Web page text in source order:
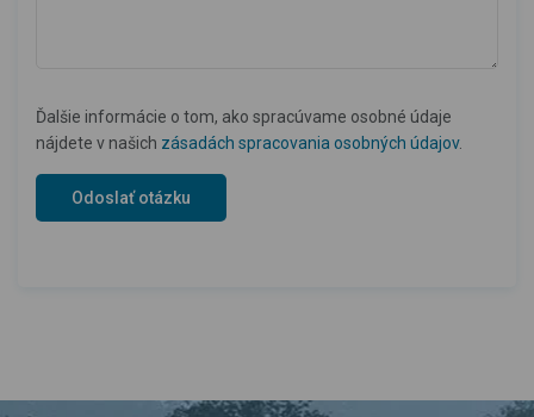
Ďalšie informácie o tom, ako spracúvame osobné údaje
nájdete v našich zásadách spracovania osobných údajov.